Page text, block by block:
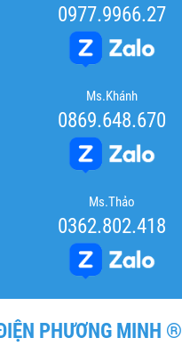
0977.9966.27
Ms.Khánh
0869.648.670
Ms.Thảo
0362.802.418
PHƯƠNG MINH ®